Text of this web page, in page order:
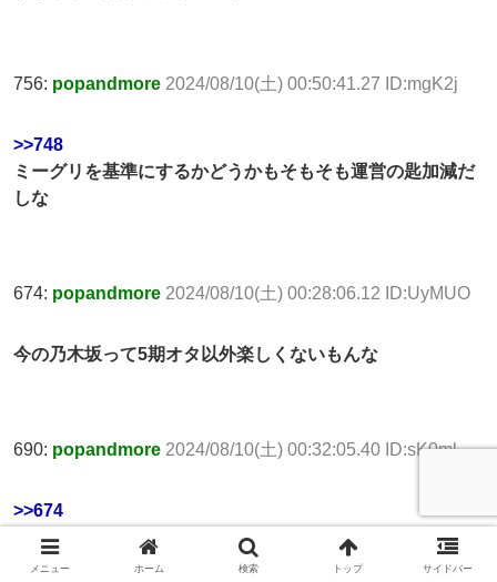
756: popandmore 2024/08/10(土) 00:50:41.27 ID:mgK2j
>>748
ミーグリを基準にするかどうかもそもそも運営の匙加減だ
しな
674: popandmore 2024/08/10(土) 00:28:06.12 ID:UyMUO
今の乃木坂って5期オタ以外楽しくないもんな
690: popandmore 2024/08/10(土) 00:32:05.40 ID:sK0ml
>>674
そう？
5期のほうが序列レースばかりやってて楽しくなさそうだ
メニュー ホーム 検索 トップ サイドバー